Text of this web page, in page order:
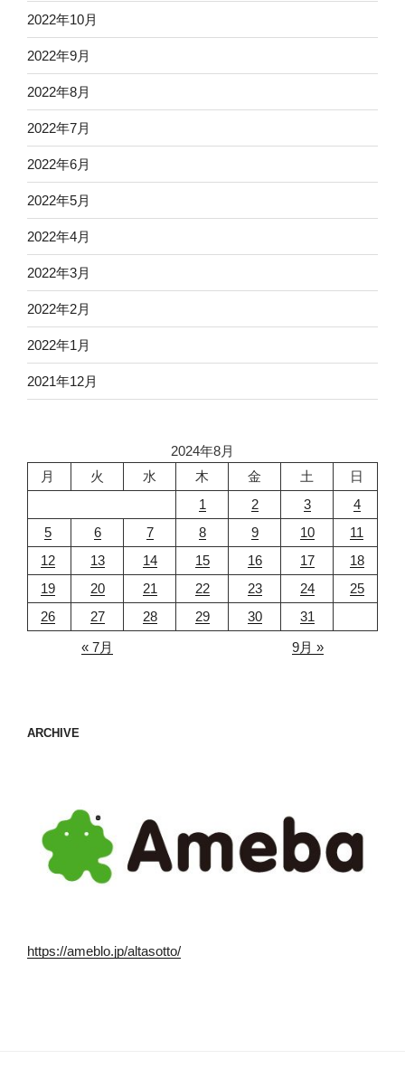
2022年10月
2022年9月
2022年8月
2022年7月
2022年6月
2022年5月
2022年4月
2022年3月
2022年2月
2022年1月
2021年12月
2024年8月
月
火 水 木 金 土
日
1
2 3
4
5
6 7 8 9 10
11
12
13 14 15 16 17
18
19
20 21 22 23 24
25
26
27 28 29 30
31
« 7月
9月 »
ARCHIVE
https://ameblo.jp/altasotto/